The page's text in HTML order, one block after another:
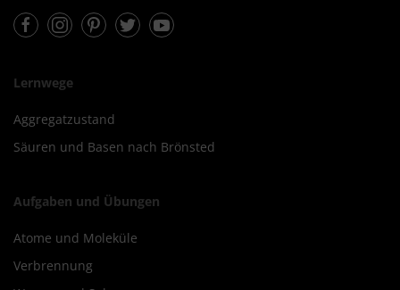
FacebookInstagramPinterestTwitterYoutube
Lernwege
Aggregatzustand
Säuren und Basen nach Brönsted
Aufgaben und Übungen
Atome und Moleküle
Verbrennung